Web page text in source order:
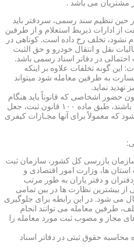
مشتریان می باشد .
حین تنظیم سند رسمی، سردفتر باید
از ادارات ذیربط استعلام و از طرفین
نشود، تخلف رخ داده است. کوتاهی در
نقل و انتقال خودرو و حق الثبت
احتمالی در دفاتر اسناد رسمی باشد.
این گونه تخلفات علاوه بر اینکه
به طرفین معامله شود میتواند
نماید.
حضور اشخاصی که قانوناً باید هنگام
تنظیم سند حضــــور داشته باشند، طبق ماده ۱۰۰ قانون ثبت، جعل
که معمولاً برای آنها مجـازات کیفری
بازرسی کل کشور، سازمان ثبت
استان ها، وزارت امور اقتصادی و
و دفتر یاران به طور مرتب
بیشترین نظارت ها در بین تمامی
می شود. در این رابطه برای جلوگیری
طرفین معامله می توانند انجام
مجاز و مصوب ثبت مورد معامله را
محاسبه حقوق ثبتی در دفاتر اسناد